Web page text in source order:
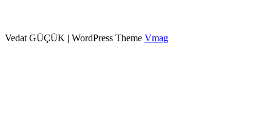
Vedat GÜÇÜK | WordPress Theme Vmag